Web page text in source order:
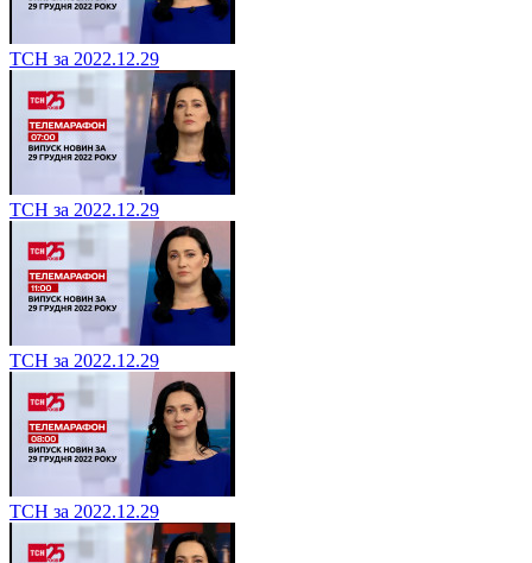
ТСН за 2022.12.29
ТСН за 2022.12.29
ТСН за 2022.12.29
ТСН за 2022.12.29